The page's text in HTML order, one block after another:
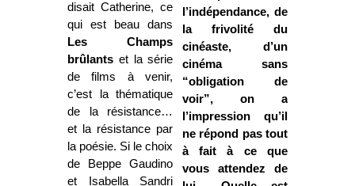
disait Catherine, ce
qui est beau dans
Les Champs
brûlants et la série
de films à venir,
c’est la thématique
de la résistance…
et la résistance par
la poésie. Si le choix
de Beppe Gaudino
et Isabella Sandri
l’indépendance, de
la frivolité du
cinéaste, d’un
cinéma sans
“obligation de
voir”, on a
l’impression qu’il
ne répond pas tout
à fait à ce que
vous attendez de